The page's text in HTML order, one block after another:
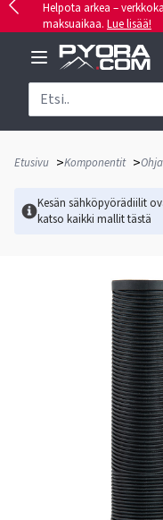
Helpota arkea –
maksuaikaa. Lue lisää!
Etusivu >Komponentit >
Kesän sähköpyörädiilit
katso kaikki mallittästä